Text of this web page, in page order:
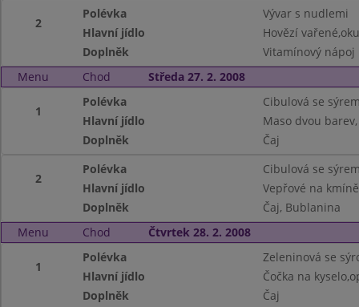
2
Polévka
Vývar s nudlemi
Hlavní jídlo
Hovězí
Doplněk
Vitamínový nápoj
Menu
Chod Středa 27. 2. 2008
1
Polévka
Cibulová se
Hlavní jídlo
Maso dvou
Doplněk
Čaj
2
Polévka
Cibulová se
Hlavní jídlo
Vepřové na
Doplněk
Čaj, Bublanina
Menu
Chod Čtvrtek 28. 2. 2008
1
Polévka
Zeleninová se
Hlavní jídlo
Čočka na
Doplněk
Čaj